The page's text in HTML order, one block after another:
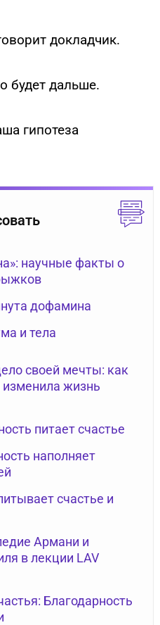
докладчик.
будет дальше.
гипотеза
научные факты о
дофамина
и тела
своей мечты: как
жизнь
питает счастье
наполняет
счастье и
Армани и
в лекции LAV
Благодарность